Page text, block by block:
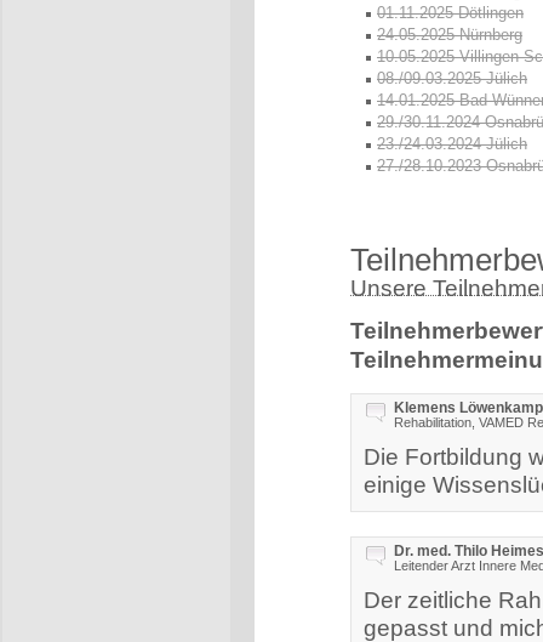
01.11.2025 Dötlingen
24.05.2025 Nürnberg
10.05.2025 Villingen-
08./09.03.2025 Jülich
14.01.2025 Bad
29./30.11.2024
23./24.03.2024 Jülich
27./28.10.2023
Unsere
Klemens
Rehabilitation, VAMED
Die Fortbildung
einige
Dr. med. Thilo
Leitender Arzt Innere
Der zeitliche
gepasst und